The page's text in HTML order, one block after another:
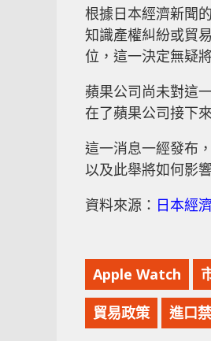
根據日本經濟新聞
知識產權糾紛或貿
位，這一決定無疑
蘋果公司尚未對這
在了蘋果公司接下
這一消息一經發布
以及此舉將如何影
資料來源： 日本經
Apple Watch
貿易政策 進口